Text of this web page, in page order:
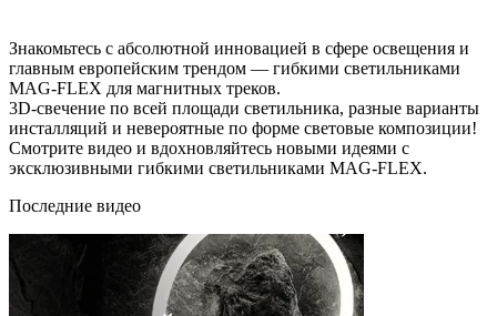
Знакомьтесь с абсолютной инновацией в сфере освещения и
главным европейским трендом — гибкими светильниками
MAG-FLEX для магнитных треков.
3D-свечение по всей площади светильника, разные варианты
инсталляций и невероятные по форме световые композиции!
Смотрите видео и вдохновляйтесь новыми идеями с
эксклюзивными гибкими светильниками MAG-FLEX.
Последние видео